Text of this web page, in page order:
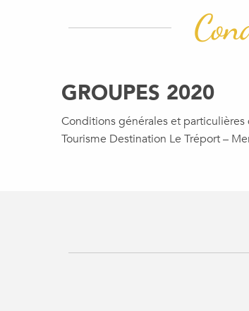
GROUPES 2020
Conditions générales et
Tourisme Destination Le Tréport –